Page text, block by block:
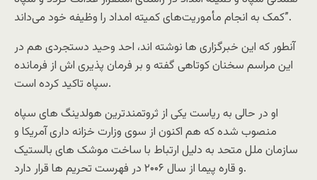
کمک به انجام مأموریت‌های کمیته امداد را وظیفه خود می‌داند”.
آنطور که این خبرگزاری ها نوشته اند، احد وحید دستجردی هم در
این مراسم سخنان کوتاهی گفته و بر فرمان پذیری اش از فرمانده
سپاه تاکید کرده است.
او در حالی به ریاست یکی از ثروتمندترین هولدینگ های سپاه
منصوب شده که هم اکنون از سوی وزارت خزانه داری آمریکا و
سازمان ملل متحد به دلیل ارتباط با ساخت موشک های بالستیک
و قاره پیما از سال ۲۰۰۶ در فهرست تحریم ها قرار دارد.